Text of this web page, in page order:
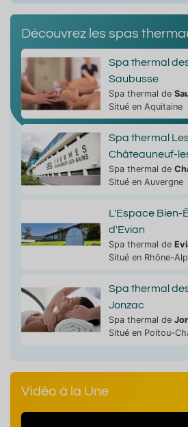
Découvrez les spas
Spa thermal
Saubusse
Spa thermal de
Situé en Aquitaine
Spa thermal
Châteauneuf-
Spa thermal de
Situé en Auvergne
L'Espace Bien-
d'Evian
Spa thermal de
Situé en Rhône-
Spa thermal
Jonzac
Spa thermal de
Situé en Poitou-
Vidéo à la Une